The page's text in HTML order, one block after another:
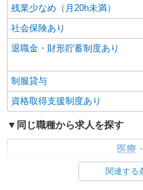
残業少なめ（月20h未満）
社会保険あり
退職金・財形貯蓄制度あり
制服貸与
資格取得支援制度あり
同じ職種から求人を探す
医療
関連する